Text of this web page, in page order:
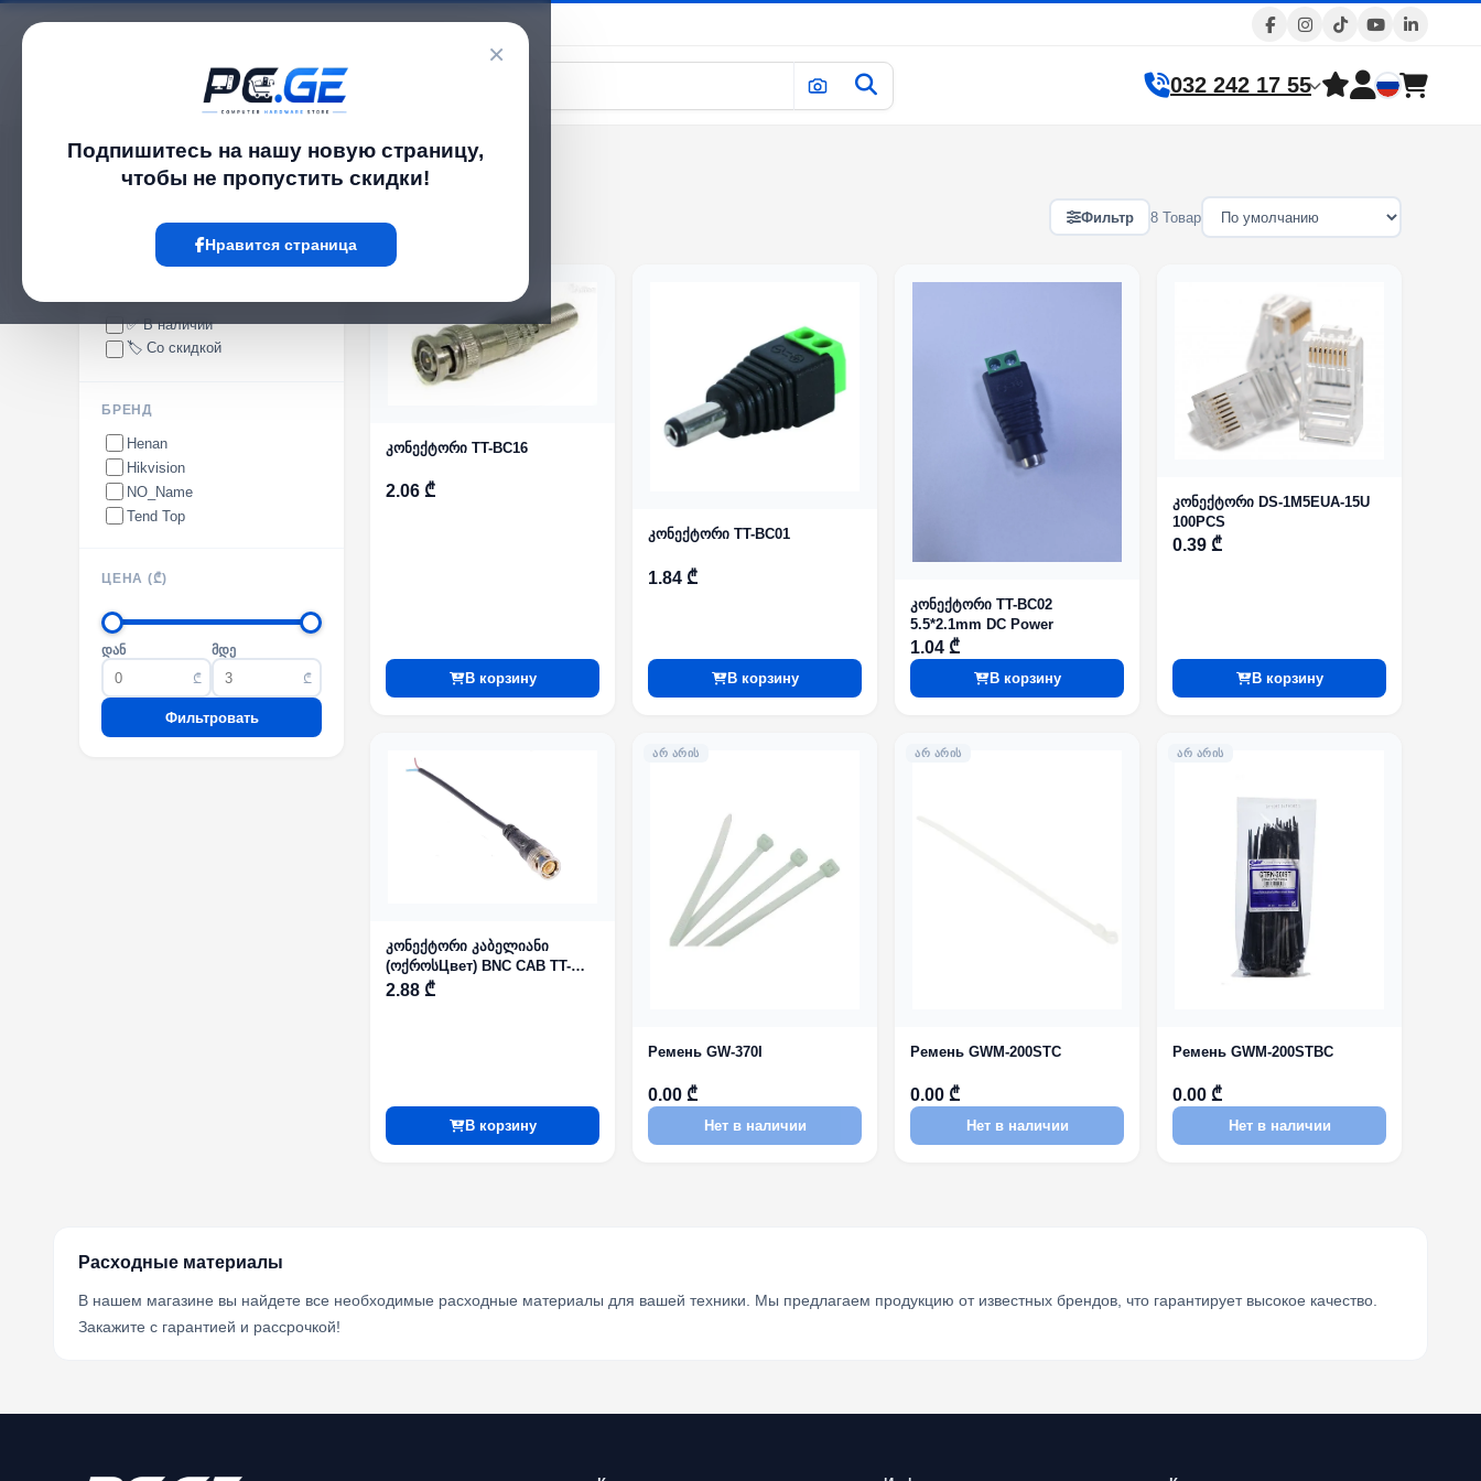
×
Подпишитесь на нашу новую страницу,
чтобы не пропустить скидки!
Нравится страница
Каталог 032 242 17 55
pc.ge/Расходные материалы
Расходные материалы Фильтр 8 Товар
✅ В наличии
🏷️ Со скидкой
БРЕНД
Henan
Hikvision
NO_Name
Tend Top
ЦЕНА (₾)
დან
₾
მდე
₾
Фильтровать
კონექტორი TT-BC16
2.06 ₾
В корзину
კონექტორი TT-BC01
1.84 ₾
В корзину
კონექტორი TT-BC02
5.5*2.1mm DC Power
1.04 ₾
В корзину
კონექტორი DS-1M5EUA-15U
100PCS
0.39 ₾
В корзину
კონექტორი კაბელიანი
(ოქროსЦвет) BNC CAB TT-
BC16
2.88 ₾
В корзину
ᲐᲠ ᲐᲠᲘᲡ
Ремень GW-370I
0.00 ₾
Нет в наличии
ᲐᲠ ᲐᲠᲘᲡ
Ремень GWM-200STC
0.00 ₾
Нет в наличии
ᲐᲠ ᲐᲠᲘᲡ
Ремень GWM-200STBC
0.00 ₾
Нет в наличии
Расходные материалы
В нашем магазине вы найдете все необходимые расходные материалы для вашей техники. Мы предлагаем продукцию от известных брендов, что гарантирует высокое качество.
Закажите с гарантией и рассрочкой!